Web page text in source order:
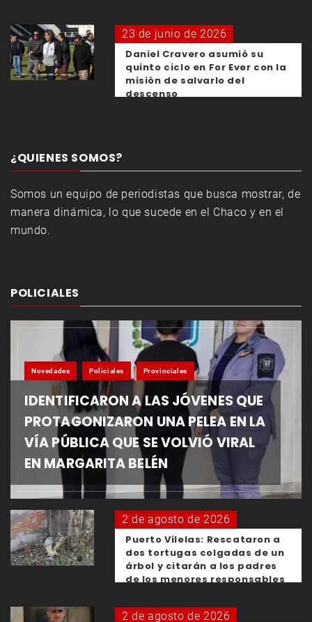
23 de junio de 2026
Daniel Cravero asumió su
quinto ciclo en For Ever con la
misión de salvarlo del
descenso
¿QUIENES SOMOS?
Somos un equipo de periodistas que busca mostrar, de
manera dinámica, lo que sucede en el Chaco y en el
mundo.
POLICIALES
Novedades Policiales Provinciales
IDENTIFICARON A LAS JÓVENES QUE
PROTAGONIZARON UNA PELEA EN LA
VÍA PÚBLICA QUE SE VOLVIÓ VIRAL
EN MARGARITA BELÉN
2 de agosto de 2026
Puerto Vilelas: Rescataron a
dos tortugas colgadas de un
árbol y citarán a los padres
de los menores responsables
2 de agosto de 2026